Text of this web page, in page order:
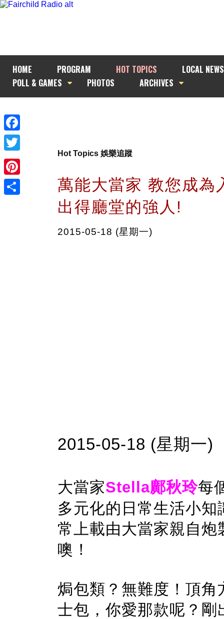
HOME PROGRAM HOT TOPICS
LOCAL NEWS
POLL & GAMES
PHOTOS ARCHIVES
Facebook
Twitter
Pinterest
Hot Topics 娛樂追蹤
萬能大當家 教您成為
出得廳堂的強人!
2015-05-18 (星期一)
2015-05-18 (星期一)
大當家Stella鄺秋玲每
多元化的日常生活小知
常上載由大當家親自
噢！
焗包類？無難度！頂
士包，你愛那款呢？